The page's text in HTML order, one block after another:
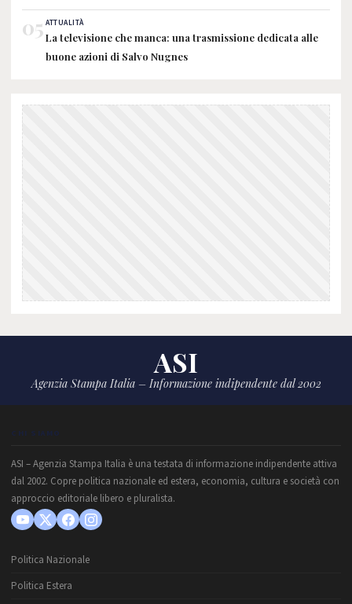
05 ATTUALITÀ
La televisione che manca: una trasmissione dedicata alle
buone azioni di Salvo Nugnes
ASI
Agenzia Stampa Italia – Informazione indipendente dal 2002
CHI SIAMO
ASI – Agenzia Stampa Italia è una testata di informazione indipendente attiva
dal 2002. Copre politica nazionale ed estera, economia, cultura e società con
approccio editoriale libero e pluralista.
Politica Nazionale
Politica Estera